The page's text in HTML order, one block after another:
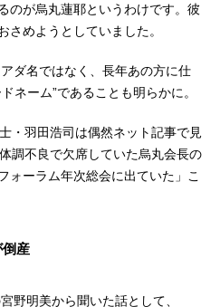
のが烏丸蓮耶というわけです。彼
さめようとしていました。
ダ名ではなく、長年あの方に仕
ネーム”であることも明らかに。
・羽田浩司は偶然ネット記事で見
調不良で欠席していた烏丸会長の
ォーラム年次総会に出ていた」こ
倒産
野明美から聞いた話として、